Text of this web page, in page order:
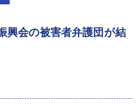
入事例
興会の被害者弁護団が結